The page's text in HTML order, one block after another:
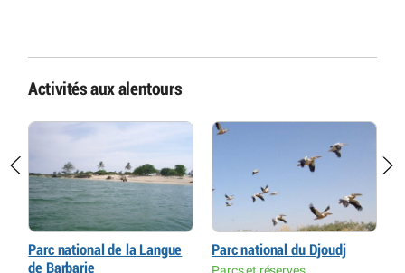
Activités aux alentours
Parc national de la Langue
de Barbarie
Parc national du Djoudj